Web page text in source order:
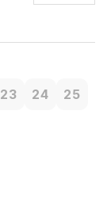
23 24 25